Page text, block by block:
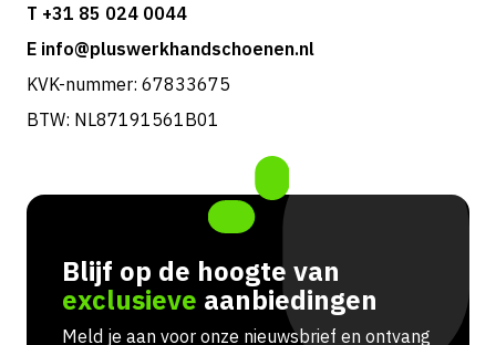
T +31 85 024 0044
E info@pluswerkhandschoenen.nl
KVK-nummer: 67833675
BTW: NL87191561B01
Blijf op de hoogte van
exclusieve aanbiedingen
Meld je aan voor onze nieuwsbrief en ontvang